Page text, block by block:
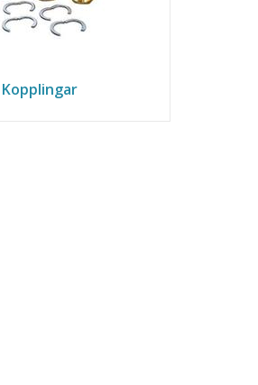
Kopplingar